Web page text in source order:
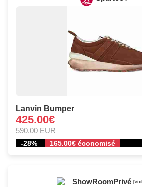
Lanvin Bumper
425.00€
590.00 EUR
-28% 165.00€ économisé
ShowRoomPrivé